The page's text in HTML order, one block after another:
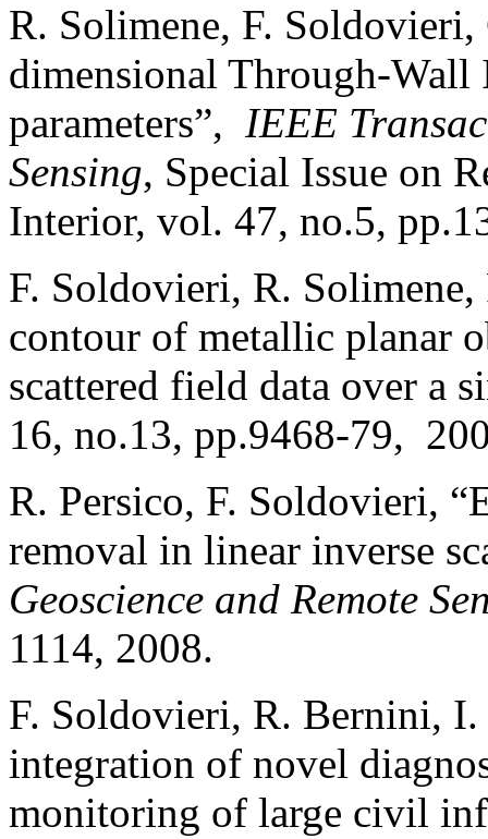
R. Solimene, F.
dimensional Through-
parameters”, IEEE
Sensing, Special Issue on
Interior, vol. 47, no.5,
F. Soldovieri, R.
contour of metallic planar
scattered field data over a
16, no.13, pp.9468-79,
R. Persico, F. Soldovieri,
removal in linear inverse
Geoscience and Remote
1114, 2008.
F. Soldovieri, R. Bernini, I.
integration of novel
monitoring of large civil